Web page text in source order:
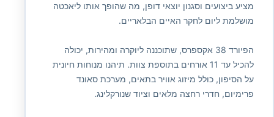
מציע ביצועים וסגנון יוצאי דופן, מה שהופך אותו ליאכטה
מושלמת ליום לחקר האיים הבלאריים.
הפיורד 38 אקספרס, שתוכננה ליוקרה ומהירות, יכולה
להכיל עד 11 אורחים בתוספת צוות. תיהנו מנוחות חיונית
על הסיפון, כולל מיזוג אוויר בתאים, מערכת סאונד
פרימיום, חדרי רחצה מלאים וציוד שנורקלינג.